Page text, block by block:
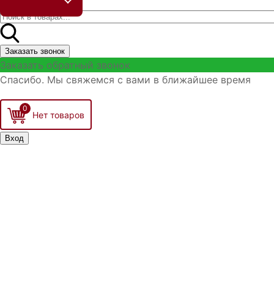
Заказать звонок
Заказать обратный звонок
Спасибо. Мы свяжемся с вами в ближайшее время
0
Вход